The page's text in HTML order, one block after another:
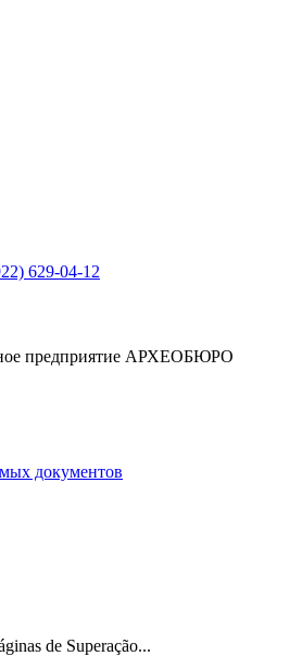
629-04-12
предприятие АРХЕОБЮРО
документов
de Superação...